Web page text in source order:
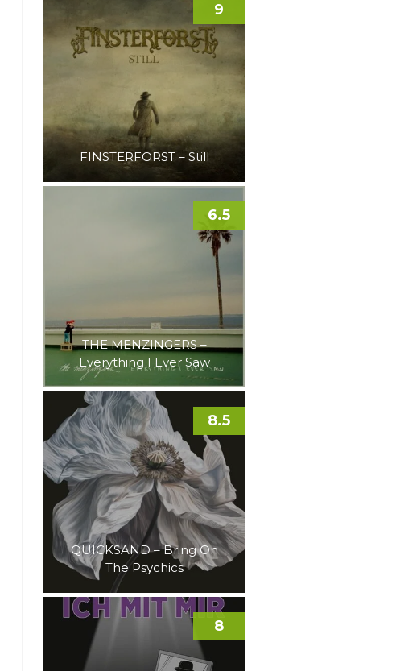
FINSTERFORST – Still
9
THE MENZINGERS –
Everything I Ever Saw
6.5
QUICKSAND – Bring On
The Psychics
8.5
8